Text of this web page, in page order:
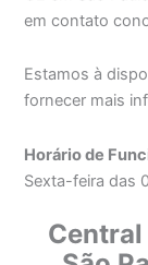
em contato
Estamos à
fornecer mais
Horário de
Sexta-feira das
Central